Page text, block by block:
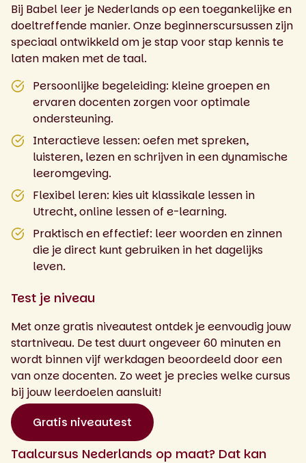
Bij Babel leer je Nederlands op een toegankelijke en
doeltreffende manier. Onze beginnerscursussen zijn
speciaal ontwikkeld om je stap voor stap kennis te
laten maken met de taal.
Persoonlijke begeleiding: kleine groepen en
ervaren docenten zorgen voor optimale
ondersteuning.
Interactieve lessen: oefen met spreken,
luisteren, lezen en schrijven in een dynamische
leeromgeving.
Flexibel leren: kies uit klassikale lessen in
Utrecht, online lessen of e-learning.
Praktisch en effectief: leer woorden en zinnen
die je direct kunt gebruiken in het dagelijks
leven.
Test je niveau
Met onze gratis niveautest ontdek je eenvoudig jouw
startniveau. De test duurt ongeveer 60 minuten en
wordt binnen vijf werkdagen beoordeeld door een
van onze docenten. Zo weet je precies welke cursus
bij jouw leerdoelen aansluit!
Gratis niveautest
Taalcursus Nederlands op maat? Dat kan